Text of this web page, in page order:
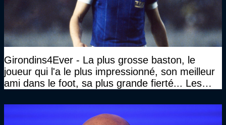
Girondins4Ever - La plus grosse baston, le
joueur qui l'a le plus impressionné, son meilleur
ami dans le foot, sa plus grande fierté... Les